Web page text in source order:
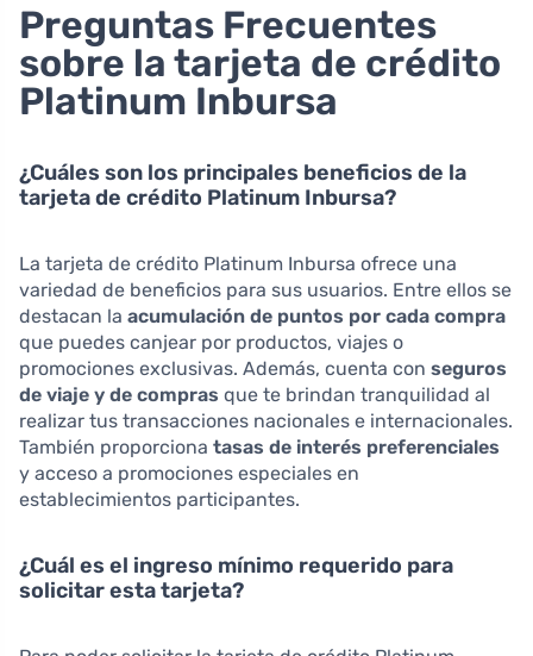
Preguntas Frecuentes
sobre la tarjeta de crédito
Platinum Inbursa
¿Cuáles son los principales beneficios de la
tarjeta de crédito Platinum Inbursa?
La tarjeta de crédito Platinum Inbursa ofrece una
variedad de beneficios para sus usuarios. Entre ellos se
destacan la acumulación de puntos por cada compra
que puedes canjear por productos, viajes o
promociones exclusivas. Además, cuenta con seguros
de viaje y de compras que te brindan tranquilidad al
realizar tus transacciones nacionales e internacionales.
También proporciona tasas de interés preferenciales
y acceso a promociones especiales en
establecimientos participantes.
¿Cuál es el ingreso mínimo requerido para
solicitar esta tarjeta?